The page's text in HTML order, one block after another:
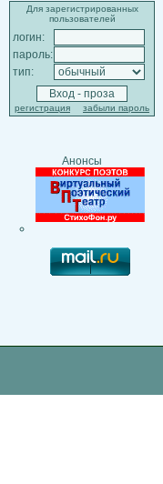
Для зарегистрированных
пользователей
логин:
пароль:
тип:
регистрация забыли пароль
Анонсы